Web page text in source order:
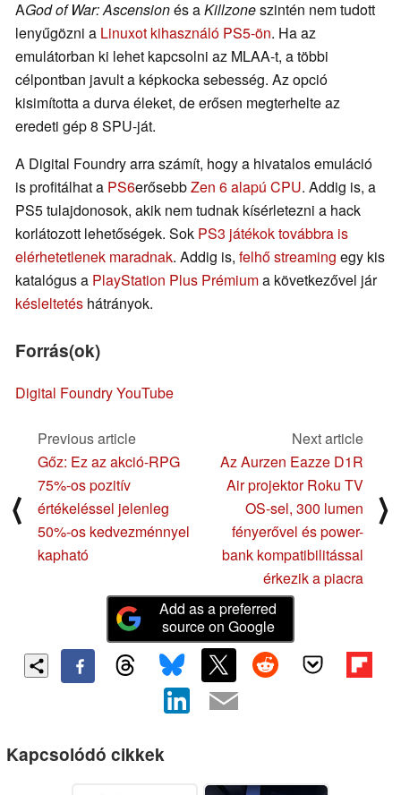
AGod of War: Ascensionés aKillzoneszintén nem tudott
lenyűgözni a Linuxot kihasználó PS5-ön. Ha az
emulátorban ki lehet kapcsolni az MLAA-t, a többi
célpontban javult a képkocka sebesség. Az opció
kisimította a durva éleket, de erősen megterhelte az
eredeti gép 8 SPU-ját.
A Digital Foundry arra számít, hogy a hivatalos emuláció
is profitálhat a PS6erősebbZen 6 alapú CPU. Addig is, a
PS5 tulajdonosok, akik nem tudnak kísérletezni a hack
korlátozott lehetőségek. Sok PS3 játékok továbbra is
elérhetetlenek maradnak. Addig is, felhő streaming egy kis
katalógus a PlayStation Plus Prémiuma következővel jár
késleltetés hátrányok.
Forrás(ok)
Digital Foundry YouTube
⟨
Previous article
Gőz: Ez az akció-RPG
75%-os pozitív
értékeléssel jelenleg
50%-os kedvezménnyel
kapható
Next article
Az Aurzen Eazze D1R
Air projektor Roku TV
OS-sel, 300 lumen
fényerővel és power-
bank kompatibilitással
érkezik a piacra
⟩
Add as a preferred
source on Google
Kapcsolódó cikkek